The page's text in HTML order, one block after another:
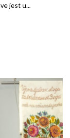
jest u...